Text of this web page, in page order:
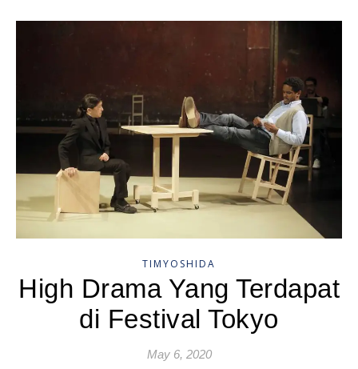
TIMYOSHIDA
High Drama Yang Terdapat
di Festival Tokyo
May 6, 2020